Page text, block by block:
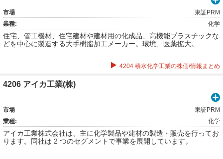
市場
東証PRM
業種:
化学
住宅、管工機材、住宅建材や建材用の化成品、高機能プラスチックな
どを中心に製造する大手樹脂加工メーカー。環境、医薬拡大。
4204 積水化学工業の株価/情報まとめ
4206 アイカ工業(株)
市場
東証PRM
業種:
化学
アイカ工業株式会社は、主に化学製品や建材の製造・販売を行ってお
ります。同社は 2 つのセグメントで事業を展開しています。